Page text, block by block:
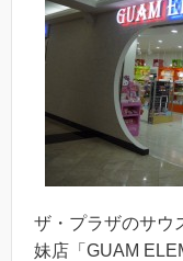
ザ・プラザのサウ
妹店「GUAM